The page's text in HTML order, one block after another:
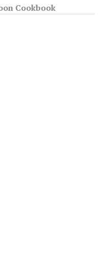
Cookbook